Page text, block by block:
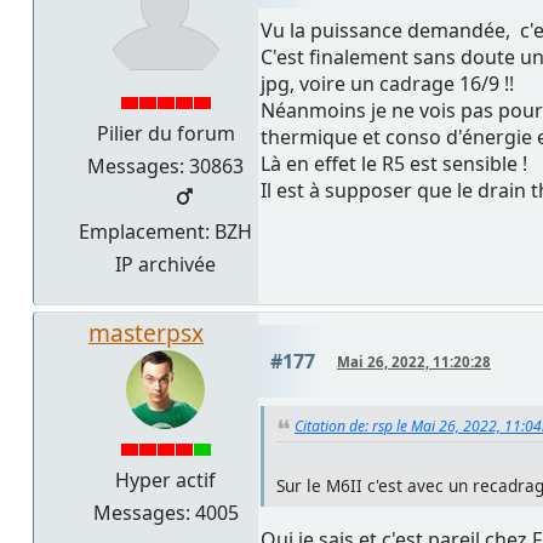
Pilier du forum
Messages: 30863
Emplacement: BZH
IP archivée
Vu la puissance demandée,
C'est finalement sans doute
jpg, voire un cadrage 16/9 !!
Néanmoins je ne vois pas
thermique et conso d'énergie
Là en effet le R5 est sensible !
Il est à supposer que le drain
masterpsx
Hyper actif
Messages: 4005
#177 Mai 26, 2022, 11:20:28
Citation de: rsp le Mai 26, 2022,
Sur le M6II c'est avec un